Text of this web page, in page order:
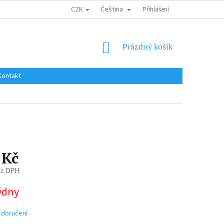
DOPRAVA DO EU / INTERNATIONAL SHIPPING OBCHODNÍ PODMÍNKY
CZK Čeština Přihlášení
NÁKUPNÍ
Prázdný košík
DPH